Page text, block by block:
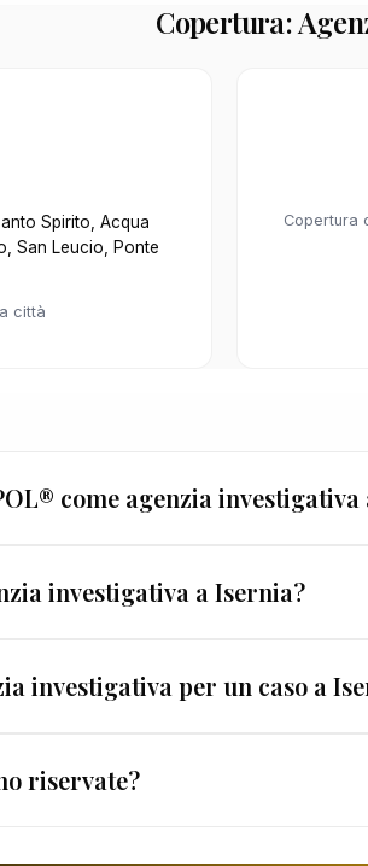
Copertura:
Spirito, Acqua
San Leucio, Ponte
città
Copertura
come agenzia
l'esperienza e le garanzie.
investigativa a Isernia?
spaziano dall'ambito personale —
investigativa per un caso a
sito o per telefono. La prima
riservate?